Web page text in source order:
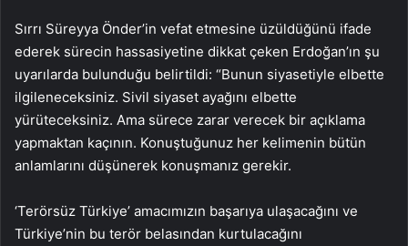
Sırrı Süreyya Önder’in vefat etmesine üzüldüğünü ifade
ederek sürecin hassasiyetine dikkat çeken Erdoğan’ın şu
uyarılarda bulunduğu belirtildi: “Bunun siyasetiyle elbette
ilgileneceksiniz. Sivil siyaset ayağını elbette
yürüteceksiniz. Ama sürece zarar verecek bir açıklama
yapmaktan kaçının. Konuştuğunuz her kelimenin bütün
anlamlarını düşünerek konuşmanız gerekir.
‘Terörsüz Türkiye’ amacımızın başarıya ulaşacağını ve
Türkiye’nin bu terör belasından kurtulacağını